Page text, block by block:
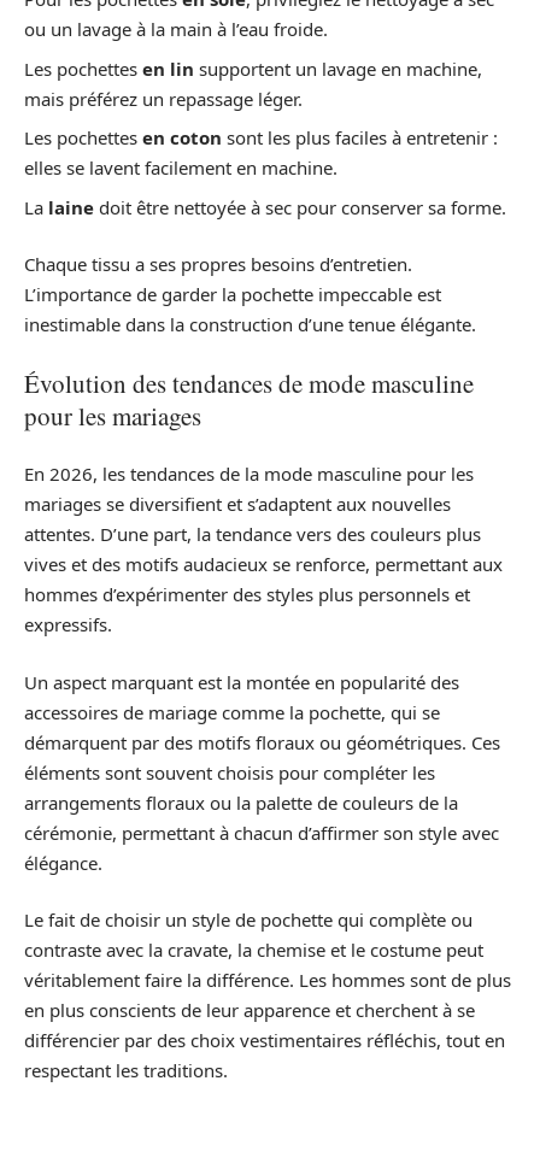
ou un lavage à la main à l’eau froide.
Les pochettes en lin supportent un lavage en machine,
mais préférez un repassage léger.
Les pochettes en coton sont les plus faciles à entretenir :
elles se lavent facilement en machine.
La laine doit être nettoyée à sec pour conserver sa forme.
Chaque tissu a ses propres besoins d’entretien.
L’importance de garder la pochette impeccable est
inestimable dans la construction d’une tenue élégante.
Évolution des tendances de mode masculine
pour les mariages
En 2026, les tendances de la mode masculine pour les
mariages se diversifient et s’adaptent aux nouvelles
attentes. D’une part, la tendance vers des couleurs plus
vives et des motifs audacieux se renforce, permettant aux
hommes d’expérimenter des styles plus personnels et
expressifs.
Un aspect marquant est la montée en popularité des
accessoires de mariage comme la pochette, qui se
démarquent par des motifs floraux ou géométriques. Ces
éléments sont souvent choisis pour compléter les
arrangements floraux ou la palette de couleurs de la
cérémonie, permettant à chacun d’affirmer son style avec
élégance.
Le fait de choisir un style de pochette qui complète ou
contraste avec la cravate, la chemise et le costume peut
véritablement faire la différence. Les hommes sont de plus
en plus conscients de leur apparence et cherchent à se
différencier par des choix vestimentaires réfléchis, tout en
respectant les traditions.